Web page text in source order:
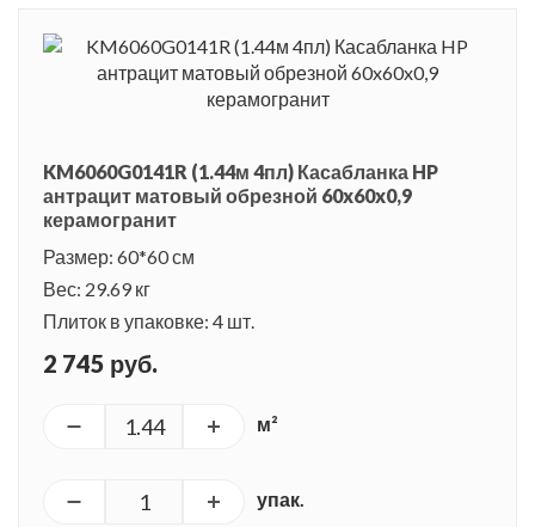
KM6060G0141R (1.44м 4пл) Касабланка HP
антрацит матовый обрезной 60x60x0,9
керамогранит
Размер: 60*60 см
Вес: 29.69 кг
Плиток в упаковке: 4 шт.
2 745 руб.
м²
упак.